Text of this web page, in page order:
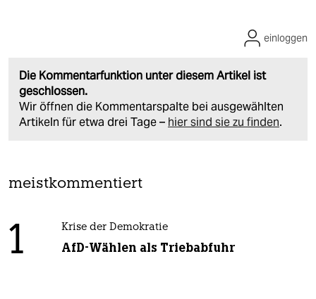
Die Kommentarfunktion unter diesem Artikel ist
geschlossen.
Wir öffnen die Kommentarspalte bei ausgewählten
Artikeln für etwa drei Tage – hier sind sie zu finden.
einloggen
meistkommentiert
1 Krise der Demokratie
AfD-Wählen als Triebabfuhr